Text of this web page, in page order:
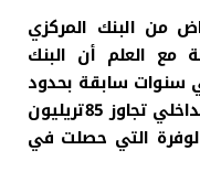
من البنك المركزي
مع العلم أن البنك
سنوات سابقة بحدود
46تريليون دينار وان اجمالي الدين الداخلي تجاوز 85تريليون
التي حصلت في